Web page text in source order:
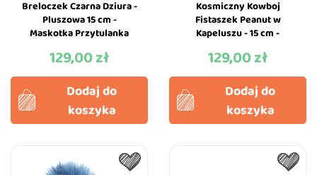
Breloczek Czarna Dziura -
Pluszowa 15 cm -
Maskotka Przytulanka
Cena
129,00 zł
Dodaj do
koszyka
Kosmiczny Kowboj
Fistaszek Peanut w
Kapeluszu - 15 cm -
Jellycat
Cena
129,00 zł
Dodaj do
koszyka